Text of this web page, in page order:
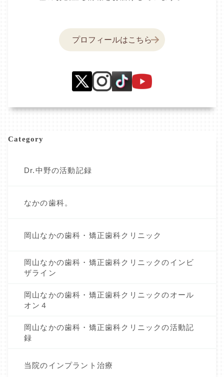
プロフィールはこちら
Category
Dr.中野の活動記録
なかの歯科。
岡山なかの歯科・矯正歯科クリニック
岡山なかの歯科・矯正歯科クリニックのインビ
ザライン
岡山なかの歯科・矯正歯科クリニックのオール
オン４
岡山なかの歯科・矯正歯科クリニックの活動記
録
当院のインプラント治療